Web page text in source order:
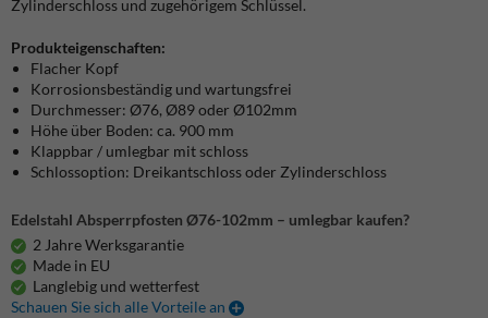
Zylinderschloss und zugehörigem Schlüssel.
Produkteigenschaften:
Flacher Kopf
Korrosionsbeständig und wartungsfrei
Durchmesser: Ø76, Ø89 oder Ø102mm
Höhe über Boden: ca. 900 mm
Klappbar / umlegbar mit schloss
Schlossoption: Dreikantschloss oder Zylinderschloss
Edelstahl Absperrpfosten Ø76-102mm – umlegbar kaufen?
2 Jahre Werksgarantie
Made in EU
Langlebig und wetterfest
Schauen Sie sich alle Vorteile an